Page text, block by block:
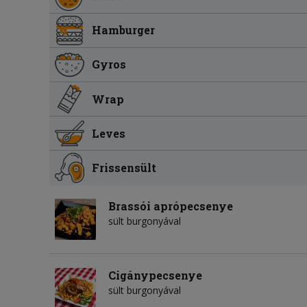
Hamburger
Gyros
Wrap
Leves
Frissensült
Brassói aprópecsenye
sült burgonyával
Cigánypecsenye
sült burgonyával